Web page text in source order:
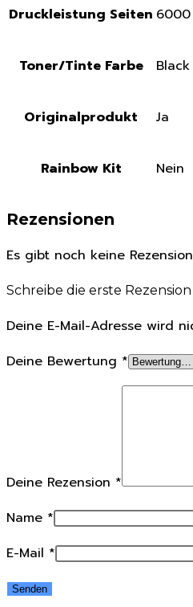
Druckleistung Seiten 6000
Toner/Tinte Farbe Black
Originalprodukt Ja
Rainbow Kit Nein
Rezensionen
Es gibt noch keine
Schreibe die erste Rezension
Deine E-Mail-Adresse wird
Deine Bewertung *
Deine Rezension *
Name *
E-Mail *